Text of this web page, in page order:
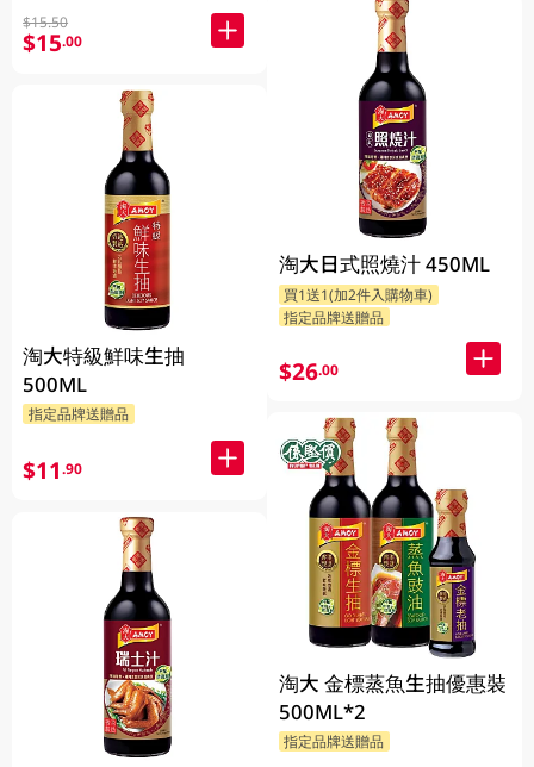
$15.50
$15.00
淘大特級鮮味生抽
500ML
指定品牌送贈品
$11.90
淘大日式照燒汁 450ML
買1送1(加2件入購物車)
指定品牌送贈品
$26.00
淘大 金標蒸魚生抽優惠裝
500ML*2
指定品牌送贈品